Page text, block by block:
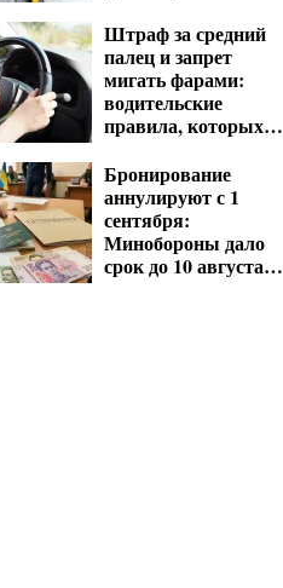
Штраф за средний
палец и запрет
мигать фарами:
водительские
правила, которых
Бронирование
аннулируют с 1
сентября:
Минобороны дало
срок до 10 августа